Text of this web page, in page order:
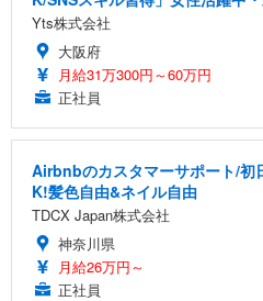
Yts株式会社
大阪府
月給31万300円～60万円
正社員
Airbnbのカスタマーサポート/初
K!髪色自由&ネイル自由
TDCX Japan株式会社
神奈川県
月給26万円～
正社員